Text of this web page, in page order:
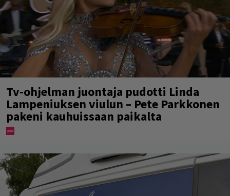
Tv-ohjelman juontaja pudotti Linda
Lampeniuksen viulun – Pete Parkkonen
pakeni kauhuissaan paikalta